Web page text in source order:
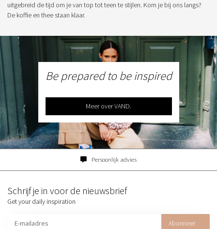
uitgebreid de tijd om je van top tot teen te stijlen. Kom je bij ons langs?
De koffie en thee staan klaar.
Be prepared to be inspired
Meer over VAND.
Persoonlijk advies
Schrijf je in voor de nieuwsbrief
Get your daily inspiration
Abonneer